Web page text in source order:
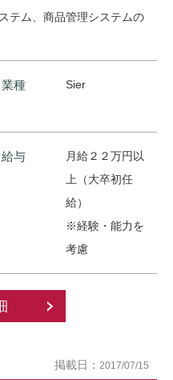
テム、商品管理システムの
業種 Sier
給与
月給２２万円以
上（大卒初任
給）
※経験・能力を
考慮
掲載日： 2017/07/15